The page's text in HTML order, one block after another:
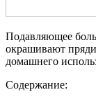
Подавляющее
окрашивают
домашнего
Содержание: